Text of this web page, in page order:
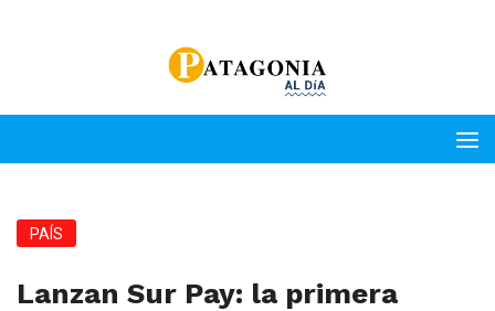
PAÍS
Lanzan Sur Pay: la primera